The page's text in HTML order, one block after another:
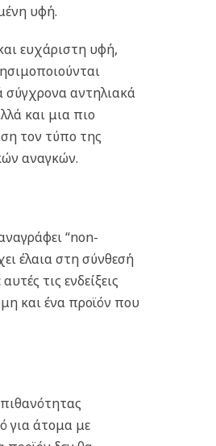
υφή.
ευχάριστη υφή,
σύγχρονα αντηλιακά
και μια πιο
τον τύπο της
αναγκών.
“non-
έλαια στη σύνθεσή
τις ενδείξεις
και ένα προϊόν που
για άτομα με